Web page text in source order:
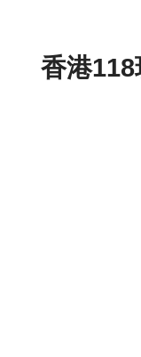
香港